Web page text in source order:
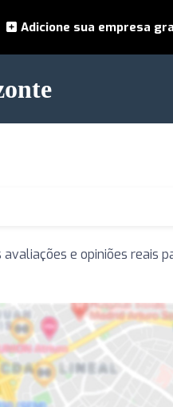
Adicione sua empresa
e opiniões reais